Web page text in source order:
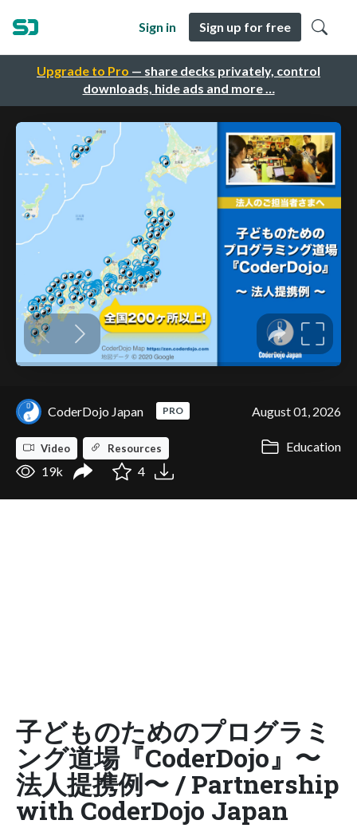
Upgrade to Pro — share decks privately, control
downloads, hide ads and more …
Sign in Sign up for free
CoderDojo Japan PRO August 01, 2026
Video Resources
Education
19k
4
子どものためのプログラミ
ング道場『CoderDojo』〜
法人提携例〜 / Partnership
with CoderDojo Japan